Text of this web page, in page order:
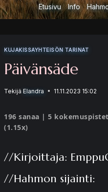
Etusivu Info
KUJAKISSAYHTEISÖN TARINAT
Päivänsäde
Tekijä Elandra 11.11.2023 15:02
196 sanaa | 5
(1.15x)
//Kirjoittaja:
//Hahmon sijainti: